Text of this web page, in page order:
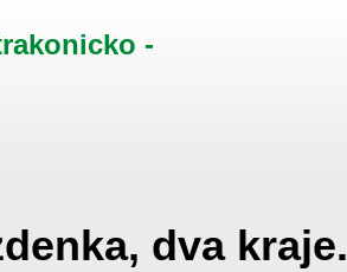
-
dva kraje.